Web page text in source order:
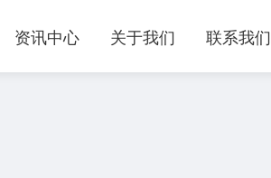
资讯中心 关于我们 联系我们